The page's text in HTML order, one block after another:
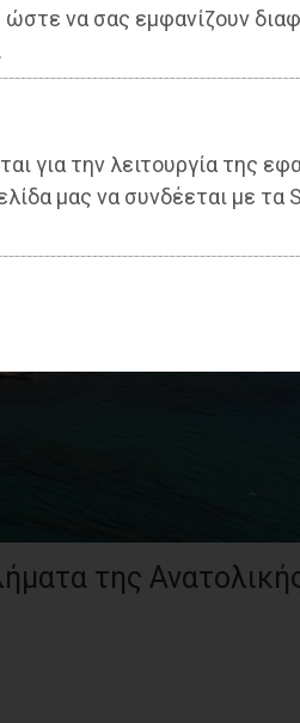
να σας εμφανίζουν
για την λειτουργία της
μας να συνδέεται με τα
της